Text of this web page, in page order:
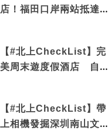
店！福田口岸兩站抵達
【#北上CheckList】完
美周末遊度假酒店 自帶
【#北上CheckList】帶
上相機發掘深圳南山文藝